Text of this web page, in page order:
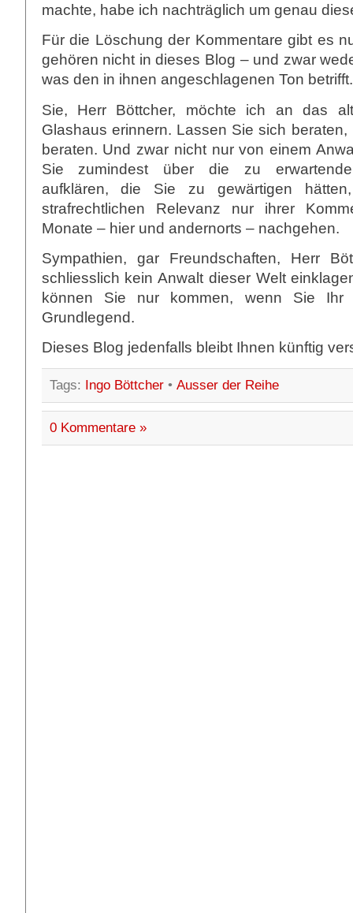
machte, habe ich nachträglich um genau
Für die Löschung der Kommentare gibt es
gehören nicht in dieses Blog – und zwar
was den in ihnen angeschlagenen Ton betrifft.
Sie, Herr Böttcher, möchte ich an das
Glashaus erinnern. Lassen Sie sich
beraten. Und zwar nicht nur von einem
Sie zumindest über die zu
aufklären, die Sie zu gewärtigen
strafrechtlichen Relevanz nur ihrer
Monate – hier und andernorts – nachgehen.
Sympathien, gar Freundschaften, Herr
schliesslich kein Anwalt dieser Welt
können Sie nur kommen, wenn Sie Ihr
Grundlegend.
Dieses Blog jedenfalls bleibt Ihnen künftig
Tags: Ingo Böttcher• Ausser der Reihe
0 Kommentare »